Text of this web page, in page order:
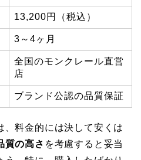
13,200円（税込）
3～4ヶ月
全国のモンクレール直営
店
ブランド公認の品質保証
、料金的には決して安くは
質の高さ を考慮すると妥当